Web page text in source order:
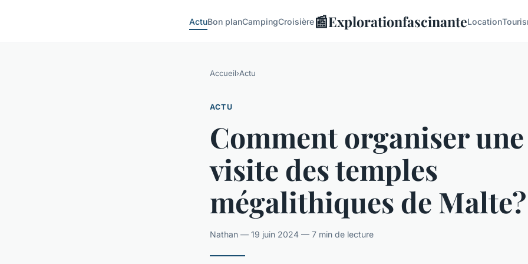
ActuBon planCampingCroisière📰ExplorationfascinanteLocation
Accueil›Actu
ACTU
Comment organiser une
visite des temples
mégalithiques de Malte?
Nathan — 19 juin 2024 — 7 min de lecture